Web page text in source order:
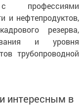
профессиями
и нефтепродуктов,
резерва,
и уровня
трубопроводной
интересным в